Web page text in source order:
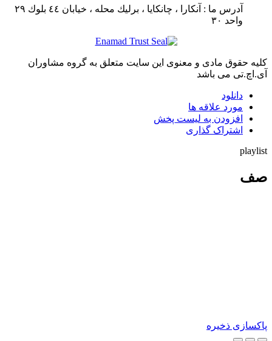
آدرس ما :
آنكارا ، چانكايا ، برليك محله ، خيابان ٤٤ بلوك ٢٩
واحد ٣٠
کلیه حقوق مادی و معنوی این سایت متعلق به گروه مشاوران
آی.اچ.تی می باشد
دانلود
مورد علاقه ها
افزودن به لیست پخش
اشتراک گذاری
playlist
صف
پاکسازی ذخیره